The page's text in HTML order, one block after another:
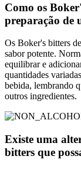
Como os
preparação de
Os Boker's bitters
sabor potente.
equilibrar e
quantidades
bebida, lembrando
outros ingredientes.
Existe uma
bitters que